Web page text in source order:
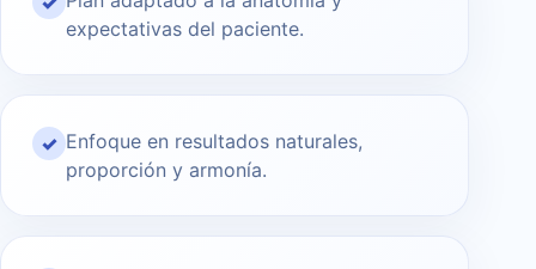
expectativas del paciente.
✓ Enfoque en resultados naturales,
proporción y armonía.